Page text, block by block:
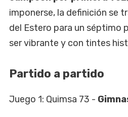
imponerse, la definición se
del Estero para un séptimo
ser vibrante y con tintes
Partido a partido
Juego 1: Quimsa 73 -